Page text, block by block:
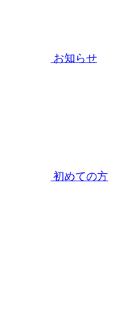
お知らせ
初めての方